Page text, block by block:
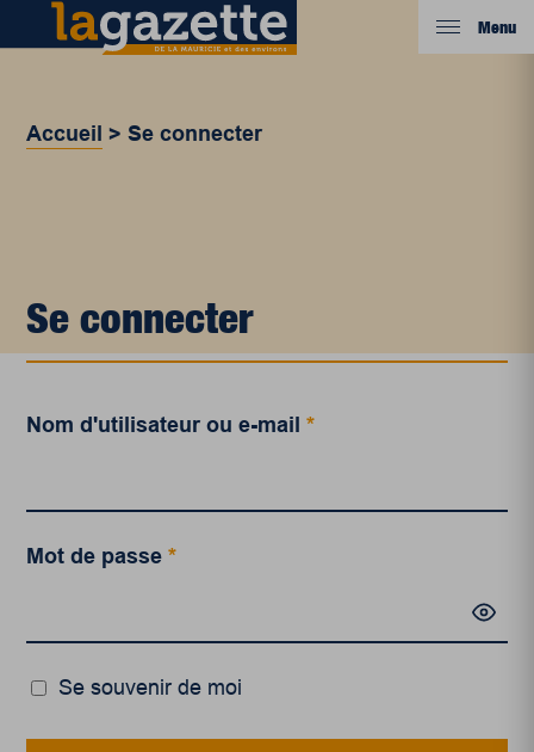
Menu
Accueil >Se connecter
Se connecter
Nom d'utilisateur ou e-mail*
Mot de passe*
Se souvenir de moi